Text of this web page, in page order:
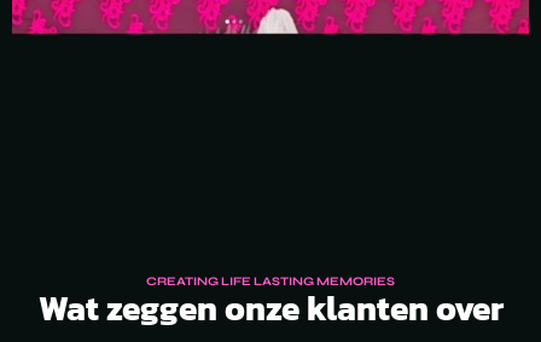
CREATING LIFE LASTING MEMORIES
Wat zeggen onze klanten over